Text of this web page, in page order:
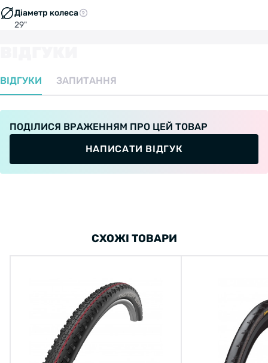
Діаметр колеса
29"
ВІДГУКИ ЗАПИТАННЯ
ПОДІЛИСЯ ВРАЖЕННЯМ ПРО ЦЕЙ ТОВАР
НАПИСАТИ ВІДГУК
СХОЖІ ТОВАРИ